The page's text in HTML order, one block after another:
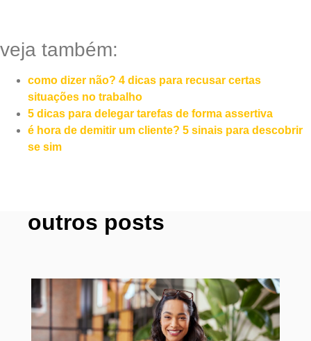
veja também:
como dizer não? 4 dicas para recusar certas
situações no trabalho
5 dicas para delegar tarefas de forma assertiva
é hora de demitir um cliente? 5 sinais para descobrir
se sim
outros posts